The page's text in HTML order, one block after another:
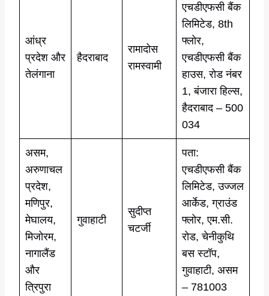
आंध्र
प्रदेश और
तेलंगाना
हैदराबाद
रामादोस
रामस्वामी
एचडीएफसी बैंक
लिमिटेड, 8th
फ्लोर,
एचडीएफसी बैंक
हाउस, रोड नंबर
1, बंजारा हिल्स,
हैदराबाद – 500
034
असम,
अरुणाचल
प्रदेश,
मणिपुर,
मेघालय,
मिजोरम,
नागालैंड
और
त्रिपुरा
गुवाहाटी
सुदीप्त
चटर्जी
पता:
एचडीएफसी बैंक
लिमिटेड, उज्जल
आर्केड, ग्राउंड
फ्लोर, एम.सी.
रोड, चेनीकुथि
बस स्टॉप,
गुवाहाटी, असम
– 781003